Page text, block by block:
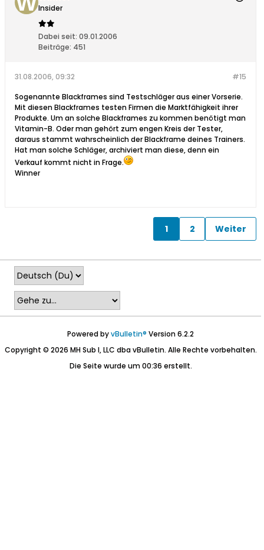
Insider
Dabei seit: 09.01.2006
Beiträge: 451
#15
31.08.2006, 09:32
Sogenannte Blackframes sind Testschläger aus einer Vorserie.
Mit diesen Blackframes testen Firmen die Marktfähigkeit ihrer
Produkte. Um an solche Blackframes zu kommen benötigt man
Vitamin-B. Oder man gehört zum engen Kreis der Tester,
daraus stammt wahrscheinlich der Blackframe deines Trainers.
Hat man solche Schläger, archiviert man diese, denn ein
Verkauf kommt nicht in Frage.
Winner
1 2 Weiter
Powered byvBulletin® Version 6.2.2
Copyright © 2026 MH Sub I, LLC dba vBulletin. Alle Rechte vorbehalten.
Die Seite wurde um 00:36 erstellt.